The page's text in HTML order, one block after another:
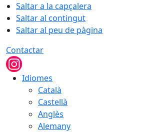
Saltar a la capçalera
Saltar al contingut
Saltar al peu de pàgina
Contactar
Idiomes
Català
Castellà
Anglès
Alemany